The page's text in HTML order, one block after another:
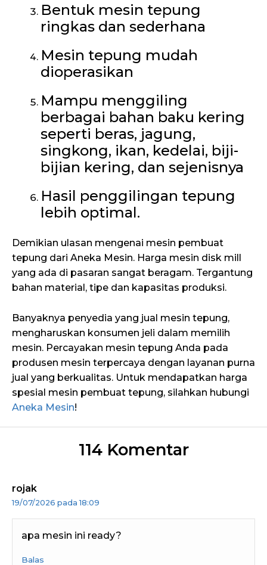
Bentuk mesin tepung
ringkas dan sederhana
Mesin tepung mudah
dioperasikan
Mampu menggiling
berbagai bahan baku kering
seperti beras, jagung,
singkong, ikan, kedelai, biji-
bijian kering, dan sejenisnya
Hasil penggilingan tepung
lebih optimal.
Demikian ulasan mengenai mesin pembuat
tepung dari Aneka Mesin. Harga mesin disk mill
yang ada di pasaran sangat beragam. Tergantung
bahan material, tipe dan kapasitas produksi.
Banyaknya penyedia yang jual mesin tepung,
mengharuskan konsumen jeli dalam memilih
mesin. Percayakan mesin tepung Anda pada
produsen mesin terpercaya dengan layanan purna
jual yang berkualitas. Untuk mendapatkan harga
spesial mesin pembuat tepung, silahkan hubungi
Aneka Mesin!
114 Komentar
rojak
19/07/2026 pada 18:09
apa mesin ini ready?
Balas